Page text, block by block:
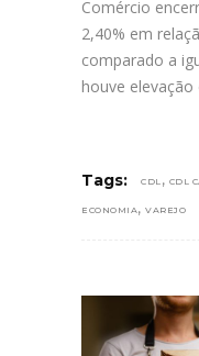
Comércio
2,40% em
comparado a
houve elevação
Tags: CDL , CDL
ECONOMIA , VAREJO